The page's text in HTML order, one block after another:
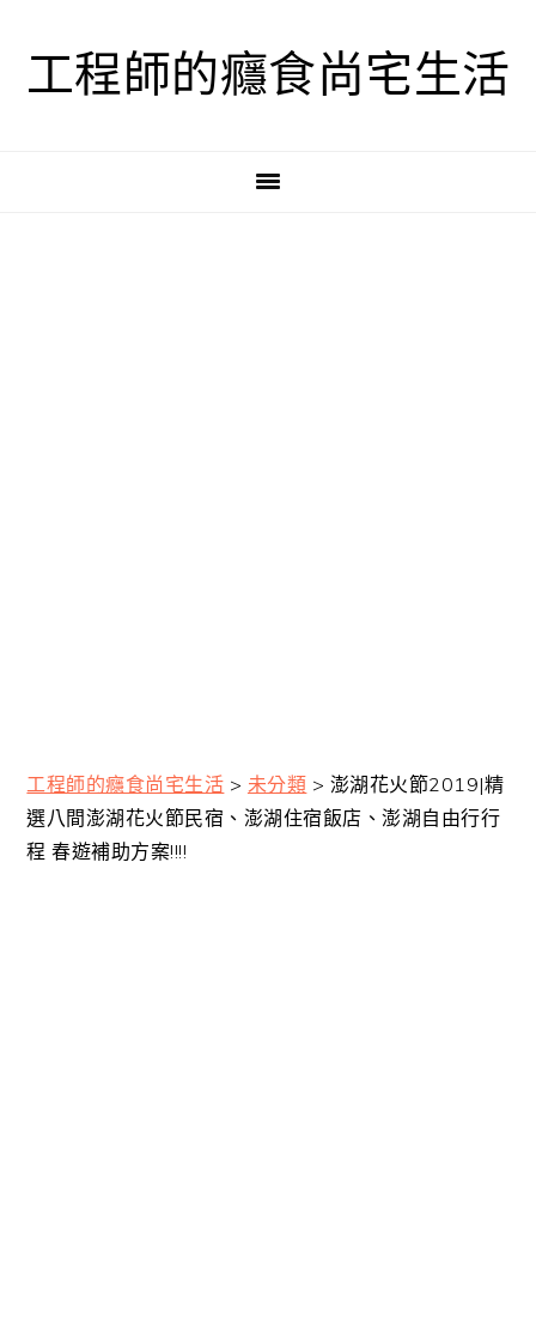
工程師的癮食尚宅生活
工程師的癮食尚宅生活 > 未分類 > 澎湖花火節2019|精
選八間澎湖花火節民宿、澎湖住宿飯店、澎湖自由行行
程 春遊補助方案!!!!